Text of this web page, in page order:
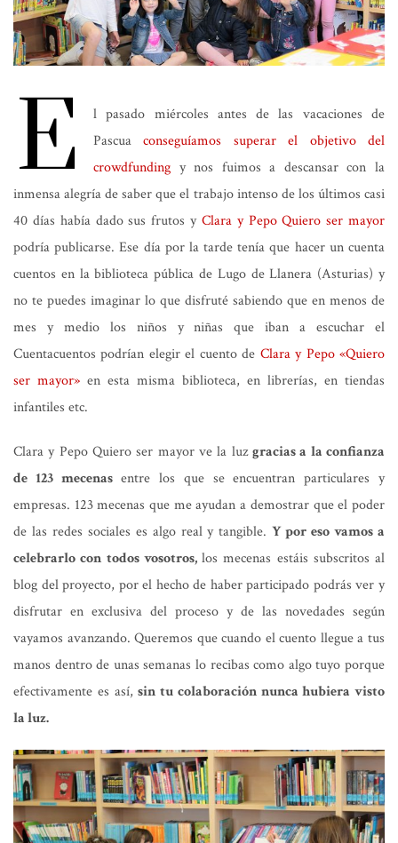
E
l pasado miércoles antes de las vacaciones de
Pascuaconseguíamos superar el objetivo del
crowdfunding y nos fuimos a descansar con la
inmensa alegría de saber que el trabajo intenso de los últimos casi
40 días había dado sus frutos y Clara y Pepo Quiero ser mayor
podría publicarse. Ese día por la tarde tenía que hacer un cuenta
cuentos en la biblioteca pública de Lugo de Llanera (Asturias) y
no te puedes imaginar lo que disfruté sabiendo que en menos de
mes y medio los niños y niñas que iban a escuchar el
Cuentacuentos podrían elegir el cuento de Clara y Pepo «Quiero
ser mayor» en esta misma biblioteca, en librerías, en tiendas
infantiles etc.
Clara y Pepo Quiero ser mayor ve la luzgracias a la confianza
de 123 mecenasentre los que se encuentran particulares y
empresas. 123 mecenas que me ayudan a demostrar que el poder
de las redes sociales es algo real y tangible.Y por eso vamos a
celebrarlo con todos vosotros, los mecenas estáis subscritos al
blog del proyecto, por el hecho de haber participado podrás ver y
disfrutar en exclusiva del proceso y de las novedades según
vayamos avanzando. Queremos que cuando el cuento llegue a tus
manos dentro de unas semanas lo recibas como algo tuyo porque
efectivamente es así,sin tu colaboración nunca hubiera visto
la luz.